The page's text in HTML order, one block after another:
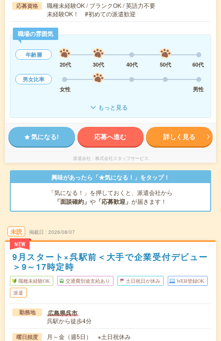
応募資格
職種未経験OK / ブランクOK / 英語力不要
未経験OK！ #初めての派遣歓迎
職場の雰囲気
年齢層
20代
30代 40代 50代
60代
男女比率
女性
男性
もっと見る
気になる! 応募へ進む 詳しく見る
派遣会社 株式会社スタッフサービス
興味があったら「★気になる！」をタップ！
「気になる！」を押しておくと、派遣会社から
「面談確約」 や 「応募歓迎」 が届きます！
未読
NEW
掲載日 2026/08/07
9月スタート×呉駅前＜大手で企業受付デビュー
＞9～17時定時
職種未経験OK 交通費別途支給あり 土日祝日が休み WEB登録OK
派遣
勤務地 広島県呉市
呉駅から徒歩4分
曜日頻度 月～金（週5日） ※土日祝休み